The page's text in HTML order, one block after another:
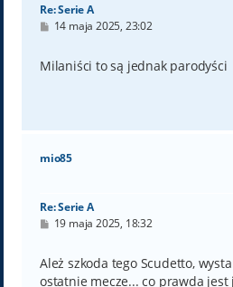
Re: Serie A
P
t
14 maja 2025, 23:02
Milaniści to są jednak parodyści
mio85
Re: Serie A
P
t
19 maja 2025, 18:32
Ależ szkoda tego Scudetto,
ostatnie mecze... co prawda jest